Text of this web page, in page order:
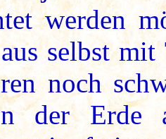
werden
selbst
noch
der Erde